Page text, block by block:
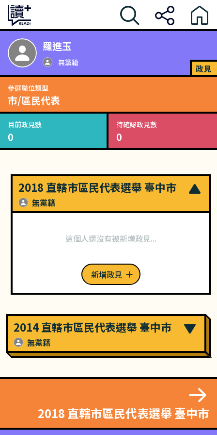
羅進玉
無黨籍
政見
參選職位類型
市/區民代表
目前政見數
0
待確認政見數
0
2018 直轄市區民代表選舉 臺中市
無黨籍
這個人還沒有被新增政見...
新增政見
2014 直轄市區民代表選舉 臺中市
無黨籍
2018 直轄市區民代表選舉 臺中市